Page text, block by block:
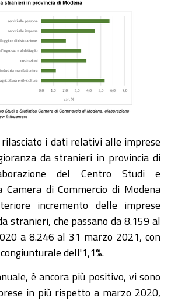
rilasciato i dati relativi alle imprese
da stranieri in provincia di
del Centro Studi e
Camera di Commercio di Modena
incremento delle imprese
stranieri, che passano da 8.159 al
a 8.246 al 31 marzo 2021, con
dell'1,1%.
è ancora più positivo, vi sono
in più rispetto a marzo 2020,